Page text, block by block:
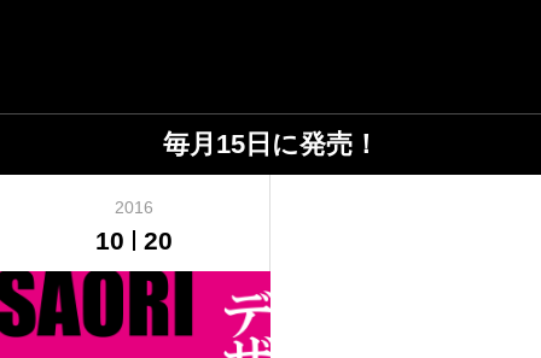
毎月15日に発売！
2016
10 20